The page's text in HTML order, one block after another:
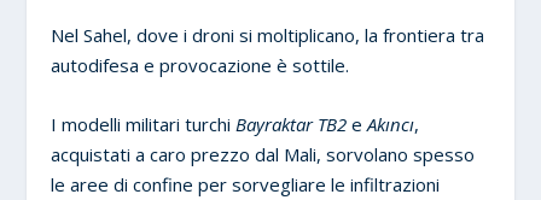
Nel Sahel, dove i droni si moltiplicano, la frontiera tra
autodifesa e provocazione è sottile.
I modelli militari turchi Bayraktar TB2 eAkıncı,
acquistati a caro prezzo dal Mali, sorvolano spesso
le aree di confine per sorvegliare le infiltrazioni